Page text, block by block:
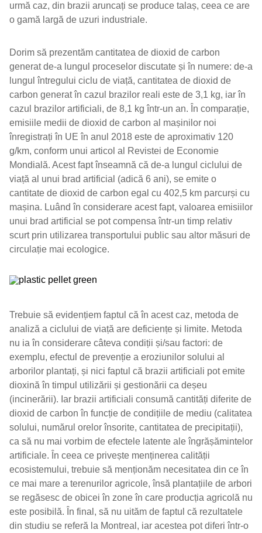
urmă caz, din brazii aruncați se produce talaș, ceea ce are
o gamă largă de uzuri industriale.
Dorim să prezentăm cantitatea de dioxid de carbon
generat de-a lungul proceselor discutate și în numere: de-a
lungul întregului ciclu de viață, cantitatea de dioxid de
carbon generat în cazul brazilor reali este de 3,1 kg, iar în
cazul brazilor artificiali, de 8,1 kg într-un an. În comparație,
emisiile medii de dioxid de carbon al mașinilor noi
înregistrați în UE în anul 2018 este de aproximativ 120
g/km, conform unui articol al Revistei de Economie
Mondială. Acest fapt înseamnă că de-a lungul ciclului de
viață al unui brad artificial (adică 6 ani), se emite o
cantitate de dioxid de carbon egal cu 402,5 km parcurși cu
mașina. Luând în considerare acest fapt, valoarea emisiilor
unui brad artificial se pot compensa într-un timp relativ
scurt prin utilizarea transportului public sau altor măsuri de
circulație mai ecologice.
Trebuie să evidențiem faptul că în acest caz, metoda de
analiză a ciclului de viață are deficiențe și limite. Metoda
nu ia în considerare câteva condiții și/sau factori: de
exemplu, efectul de prevenție a eroziunilor solului al
arborilor plantați, și nici faptul că brazii artificiali pot emite
dioxină în timpul utilizării și gestionării ca deșeu
(incinerării). Iar brazii artificiali consumă cantități diferite de
dioxid de carbon în funcție de condițiile de mediu (calitatea
solului, numărul orelor însorite, cantitatea de precipitații),
ca să nu mai vorbim de efectele latente ale îngrășămintelor
artificiale. În ceea ce privește menținerea calității
ecosistemului, trebuie să menționăm necesitatea din ce în
ce mai mare a terenurilor agricole, însă plantațiile de arbori
se regăsesc de obicei în zone în care producția agricolă nu
este posibilă. În final, să nu uităm de faptul că rezultatele
din studiu se referă la Montreal, iar acestea pot diferi într-o